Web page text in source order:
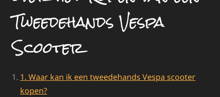
Tweedehands Vespa
Scooter
1. Waar kan ik een tweedehands Vespa scooter
kopen?